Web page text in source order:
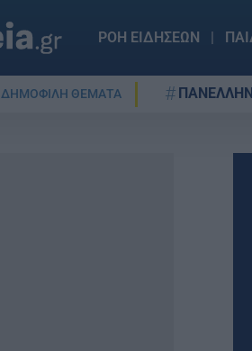
ΡΟΗ ΕΙΔΗΣΕΩΝ
ΔΗΜΟΦΙΛΗ ΘΕΜΑΤΑ